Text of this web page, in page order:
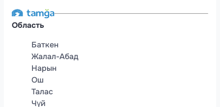
Область
Баткен
Жалал-Абад
Нарын
Ош
Талас
Чүй